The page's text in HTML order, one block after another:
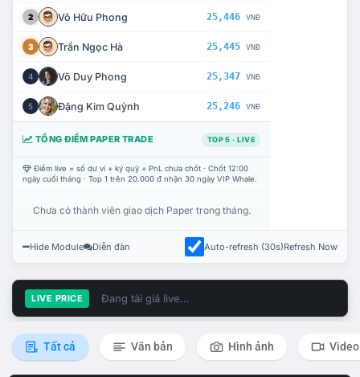
2 Võ Hữu Phong 25,446 VNĐ
3 Trần Ngọc Hà 25,445 VNĐ
4 Võ Duy Phong 25,347 VNĐ
5 Đặng Kim Quỳnh 25,246 VNĐ
TỔNG ĐIỂM PAPER TRADE TOP 5 · LIVE
Điểm live = số dư ví + ký quỹ + PnL chưa chốt · Chốt 12:00
ngày cuối tháng · Top 1 trên 20.000 đ nhận 30 ngày VIP Whale.
Chưa có thành viên giao dịch Paper trong tháng.
Hide Module Diễn đàn Auto-refresh (30s)Refresh Now
LIVE PRICE Đang tải giá live...
Tất cả Văn bản Hình ảnh Video